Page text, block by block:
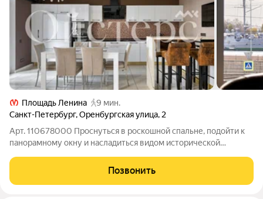
Площадь Ленина
9 мин.
Санкт-Петербург,Оренбургская улица, 2
Арт. 110678000 Проснуться в роскошной спальне, подойти к
панорамному окну и насладиться видом исторической
атмосфера жизни в доме по улице Оренбургской, 2 поистине
вдохновляет. Сейчас в ЖК «Аврора»
Позвонить